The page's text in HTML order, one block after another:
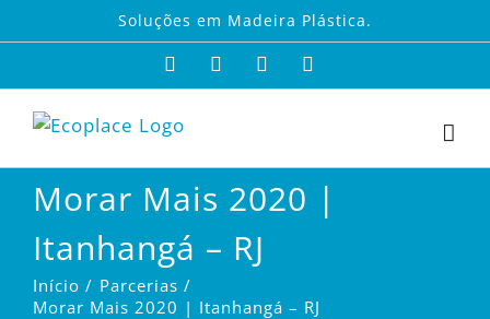
para
conteúdo
Soluções em Madeira Plástica.
FacebookInstagram
Morar Mais 2020 |
Itanhangá – RJ
Início
Parcerias
Morar Mais 2020 | Itanhangá – RJ